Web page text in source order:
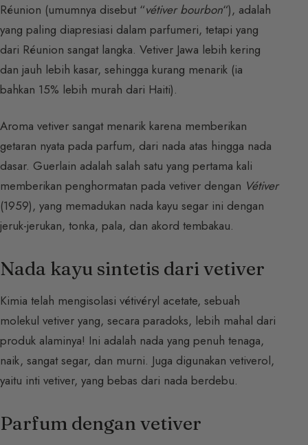
Réunion (umumnya disebut “vétiver bourbon“), adalah
yang paling diapresiasi dalam parfumeri, tetapi yang
dari Réunion sangat langka. Vetiver Jawa lebih kering
dan jauh lebih kasar, sehingga kurang menarik (ia
bahkan 15% lebih murah dari Haiti).
Aroma vetiver sangat menarik karena memberikan
getaran nyata pada parfum, dari nada atas hingga nada
dasar. Guerlain adalah salah satu yang pertama kali
memberikan penghormatan pada vetiver dengan Vétiver
(1959), yang memadukan nada kayu segar ini dengan
jeruk-jerukan, tonka, pala, dan akord tembakau.
Nada kayu sintetis dari vetiver
Kimia telah mengisolasi vétivéryl acetate, sebuah
molekul vetiver yang, secara paradoks, lebih mahal dari
produk alaminya! Ini adalah nada yang penuh tenaga,
naik, sangat segar, dan murni. Juga digunakan vetiverol,
yaitu inti vetiver, yang bebas dari nada berdebu.
Parfum dengan vetiver